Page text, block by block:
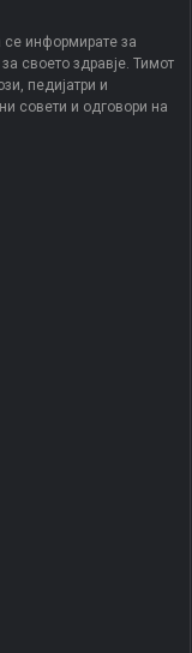
се информирате за
своето здравје. Тимот
педијатри и
совети и одговори на